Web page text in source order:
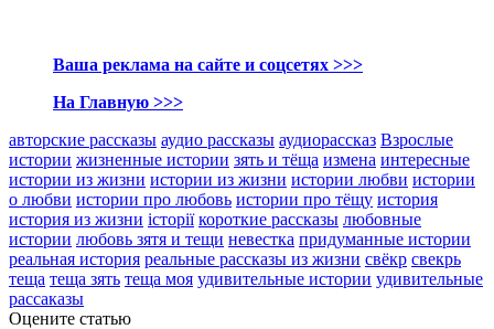
Ваша реклама на сайте и соцсетях >>>
На Главную >>>
авторские рассказы аудио рассказы аудиорассказ Взрослые
истории жизненные истории зять и тёща измена интересные
истории из жизни истории из жизни истории любви истории
о любви истории про любовь истории про тёщу история
история из жизни історії короткие рассказы любовные
истории любовь зятя и тещи невестка придуманные истории
реальная история реальные рассказы из жизни свёкр свекрь
теща теща зять теща моя удивительные истории удивительные
рассаказы
Оцените статью